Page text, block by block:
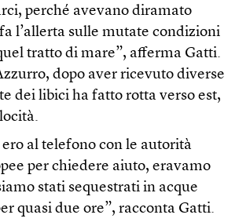
perché avevano diramato
l’allerta sulle mutate condizioni
tratto di mare”, afferma Gatti.
dopo aver ricevuto diverse
dei libici ha fatto rotta verso est,
al telefono con le autorità
per chiedere aiuto, eravamo
stati sequestrati in acque
quasi due ore”, racconta Gatti.